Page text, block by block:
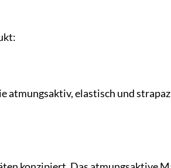
elastisch und